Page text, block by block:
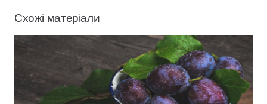
Схожі матеріали